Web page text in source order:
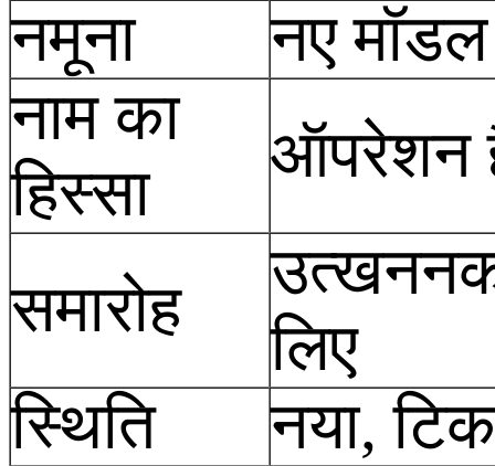
नमूना
नए मॉडल
नाम का
हिस्सा
ऑपरेशन
समारोह
लिए
स्थिति
नया,